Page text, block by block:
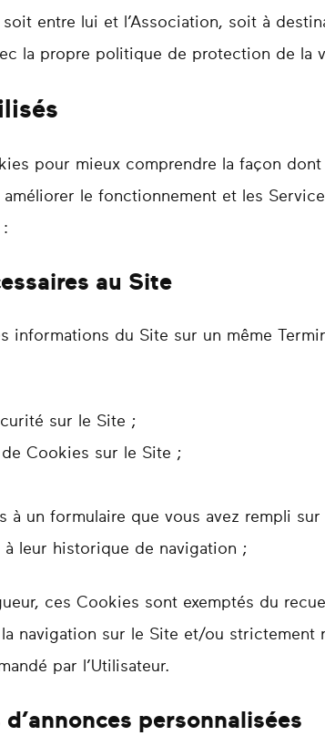
entre lui et l’Association, soit à
la propre politique de protection de la
pour mieux comprendre la façon
le fonctionnement et les
:
au Site
informations du Site sur un même
sur le Site ;
Cookies sur le Site ;
à un formulaire que vous avez rempli sur
leur historique de navigation ;
ces Cookies sont exemptés du
la navigation sur le Site et/ou strictement
par l’Utilisateur.
personnalisées